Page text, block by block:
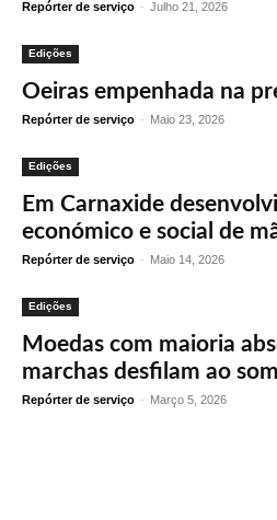
Repórter de serviço - Julho 21, 2026
Edições
Oeiras empenhada na
Repórter de serviço - Maio 23, 2026
Edições
Em Carnaxide
económico e social de
Repórter de serviço - Maio 14, 2026
Edições
Moedas com maioria
marchas desfilam ao
Repórter de serviço - Março 5, 2026